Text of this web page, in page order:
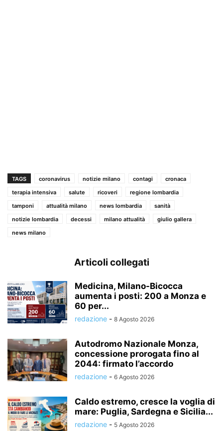
TAGS coronavirus notizie milano contagi
cronaca
terapia intensiva
salute ricoveri
regione lombardia
tamponi
attualità milano news lombardia
sanità
notizie lombardia
decessi milano attualità
giulio gallera
news milano
Articoli collegati
Medicina, Milano-Bicocca
aumenta i posti: 200 a Monza e
60 per...
redazione - 8 Agosto 2026
Autodromo Nazionale Monza,
concessione prorogata fino al
2044: firmato l’accordo
redazione - 6 Agosto 2026
Caldo estremo, cresce la voglia di
mare: Puglia, Sardegna e Sicilia...
redazione - 5 Agosto 2026